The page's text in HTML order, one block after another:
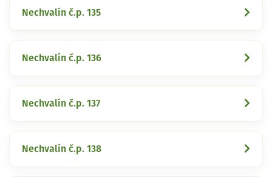
Nechvalín č.p. 135
Nechvalín č.p. 136
Nechvalín č.p. 137
Nechvalín č.p. 138